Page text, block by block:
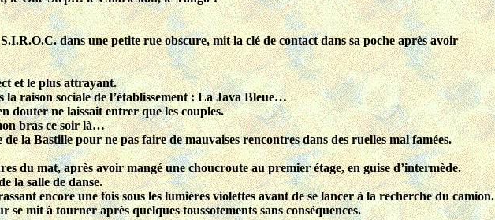
dans une petite rue obscure, mit la clé de contact dans sa poche après avoir
et le plus attrayant.
la raison sociale de l’établissement : La Java Bleue…
douter ne laissait entrer que les couples.
bras ce soir là…
la Bastille pour ne pas faire de mauvaises rencontres dans des ruelles mal famées.
du mat, après avoir mangé une choucroute au premier étage, en guise d’intermède.
la salle de danse.
encore une fois sous les lumières violettes avant de se lancer à la recherche du camion.
mit à tourner après quelques toussotements sans conséquences.